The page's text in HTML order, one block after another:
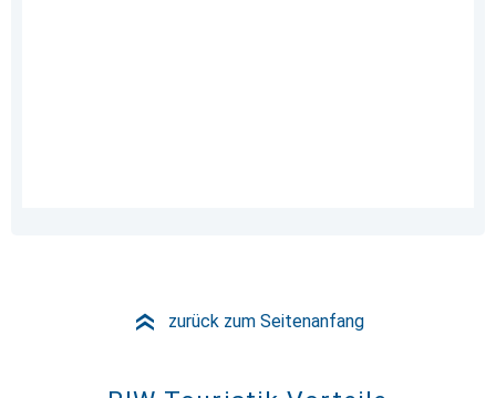
» zurück zum Seitenanfang